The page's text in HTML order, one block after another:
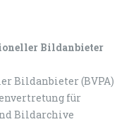
Bildanbieter
Bildanbieter (BVPA)
für
Bildarchive